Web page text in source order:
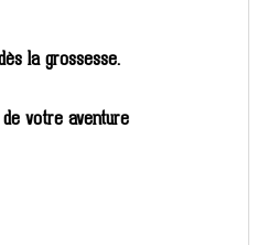
la grossesse.
votre aventure